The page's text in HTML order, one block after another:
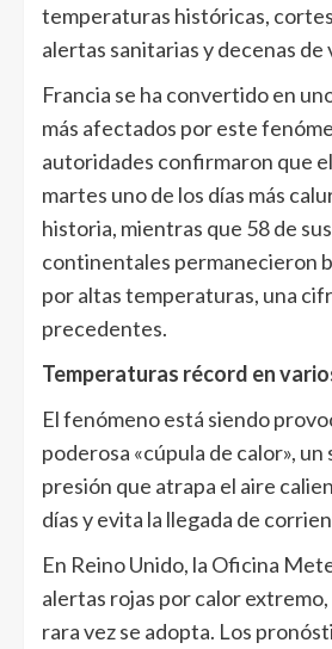
temperaturas históricas,
alertas sanitarias y decenas de
Francia se ha convertido en
más afectados por este
autoridades confirmaron que
martes uno de los días más
historia, mientras que 58 de
continentales permanecieron
por altas temperaturas, una
precedentes.
Temperaturas récord en
El fenómeno está siendo
poderosa «cúpula de calor», un
presión que atrapa el aire
días y evita la llegada de
En Reino Unido, la Oficina
alertas rojas por calor
rara vez se adopta. Los